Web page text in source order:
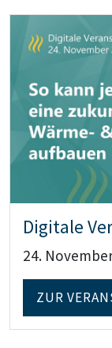
Teaser:
Digitale
24.
ZUR